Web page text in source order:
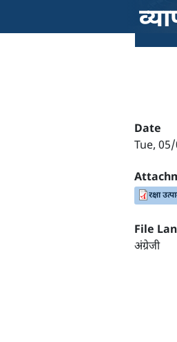
Date
Tue,
रक्षा
File
अंग्रेजी